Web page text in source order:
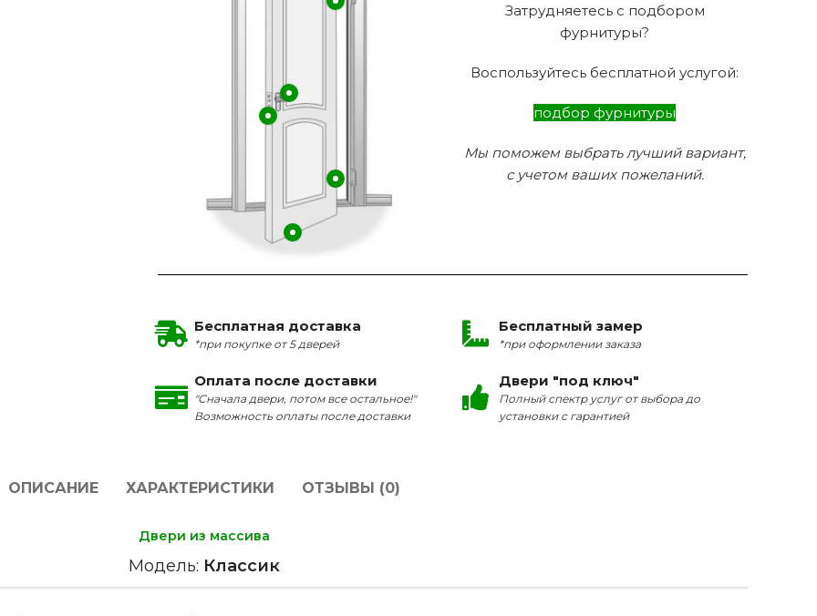
Затрудняетесь с подбором
фурнитуры?
Воспользуйтесь бесплатной услугой:
подбор фурнитуры
Мы поможем выбрать лучший вариант,
с учетом ваших пожеланий.
Бесплатная доставка
*при покупке от 5 дверей
Оплата после доставки
"Сначала двери, потом все остальное!"
Возможность оплаты после доставки
Бесплатный замер
*при оформлении заказа
Двери "под ключ"
Полный спектр услуг от выбора до
установки с гарантией
ОПИСАНИЕ ХАРАКТЕРИСТИКИ ОТЗЫВЫ (0)
Двери из массива
Модель: Классик